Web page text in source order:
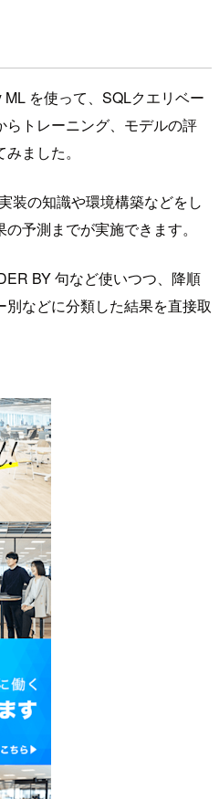
を使って、SQLクエリベー
トレーニング、モデルの評
ました。
装の知識や環境構築などをし
予測までが実施できます。
BY 句など使いつつ、降順
などに分類した結果を直接取